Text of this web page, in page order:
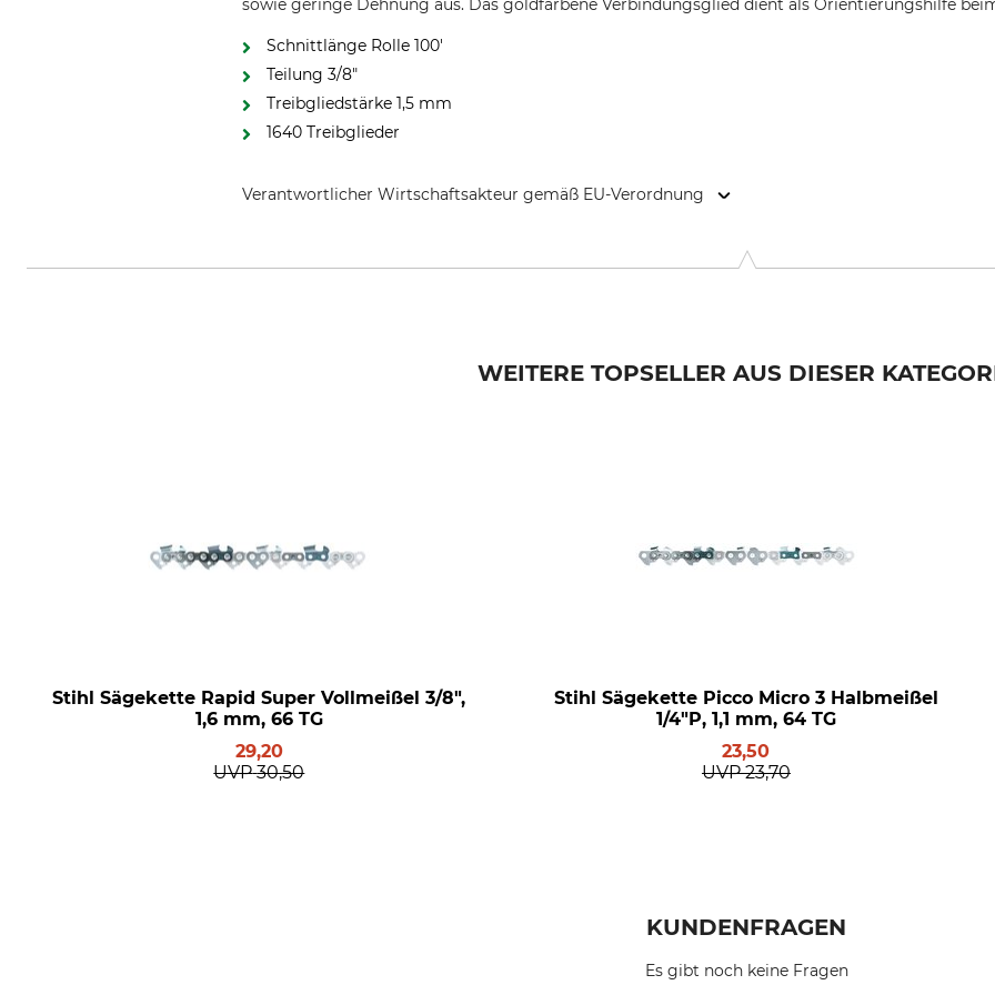
sowie geringe Dehnung aus. Das goldfarbene Verbindungsglied dient als Orientierungshilfe
Schnittlänge Rolle 100'
Teilung 3/8"
Treibgliedstärke 1,5 mm
1640 Treibglieder
Verantwortlicher Wirtschaftsakteur gemäß EU-Verordnung
WEITERE TOPSELLER AUS DIESER
Stihl Sägekette Rapid Super Vollmeißel 3/8",
1,6 mm, 66 TG
29,20
UVP 30,50
Stihl Sägekette Picco Micro 3 Halbmeißel
1/4"P, 1,1 mm, 64 TG
23,50
UVP 23,70
KUNDENFRAGEN
Es gibt noch keine Fragen